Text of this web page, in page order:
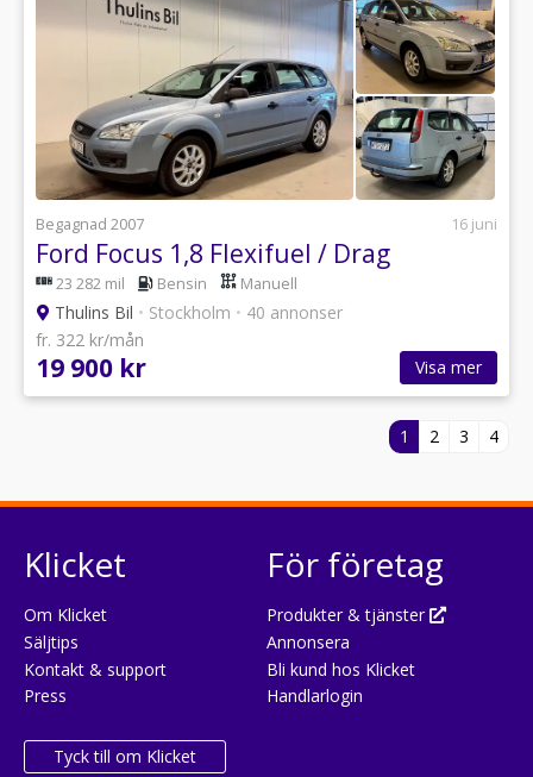
Begagnad 2007 16 juni
Ford Focus 1,8 Flexifuel / Drag
23 282 mil Bensin Manuell
Thulins Bil • Stockholm • 40 annonser
fr. 322 kr/mån
19 900 kr Visa mer
1 2 3 4
Klicket
Om Klicket
Säljtips
Kontakt & support
Press
Tyck till om Klicket
För företag
Produkter & tjänster
Annonsera
Bli kund hos Klicket
Handlarlogin